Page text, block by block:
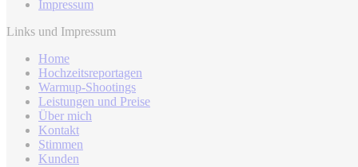
Impressum
Links und Impressum
Home
Hochzeitsreportagen
Warmup-Shootings
Leistungen und Preise
Über mich
Kontakt
Stimmen
Kunden